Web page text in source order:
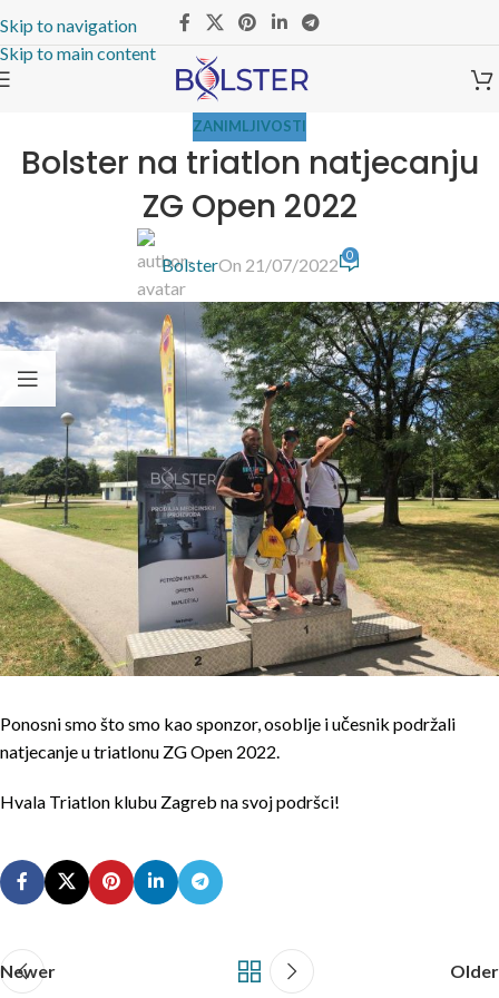
Skip to navigation
Skip to main content
ZANIMLJIVOSTI
Bolster na triatlon natjecanju
ZG Open 2022
BolsterOn 21/07/2022 0
Ponosni smo što smo kao sponzor, osoblje i učesnik podržali
natjecanje u triatlonu ZG Open 2022.
Hvala Triatlon klubu Zagreb na svoj podršci!
Newer Older